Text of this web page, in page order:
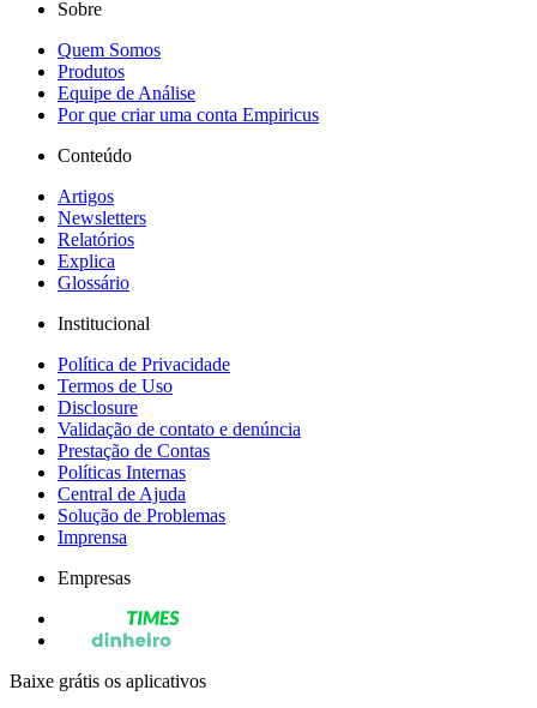
Sobre
Quem Somos
Produtos
Equipe de Análise
Por que criar uma conta Empiricus
Conteúdo
Artigos
Newsletters
Relatórios
Explica
Glossário
Institucional
Política de Privacidade
Termos de Uso
Disclosure
Validação de contato e denúncia
Prestação de Contas
Políticas Internas
Central de Ajuda
Solução de Problemas
Imprensa
Empresas
Baixe grátis os aplicativos